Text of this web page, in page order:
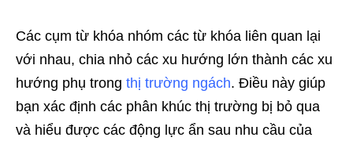
Các cụm từ khóa nhóm các từ khóa liên quan lại
với nhau, chia nhỏ các xu hướng lớn thành các xu
hướng phụ trong thị trường ngách. Điều này giúp
bạn xác định các phân khúc thị trường bị bỏ qua
và hiểu được các động lực ẩn sau nhu cầu của